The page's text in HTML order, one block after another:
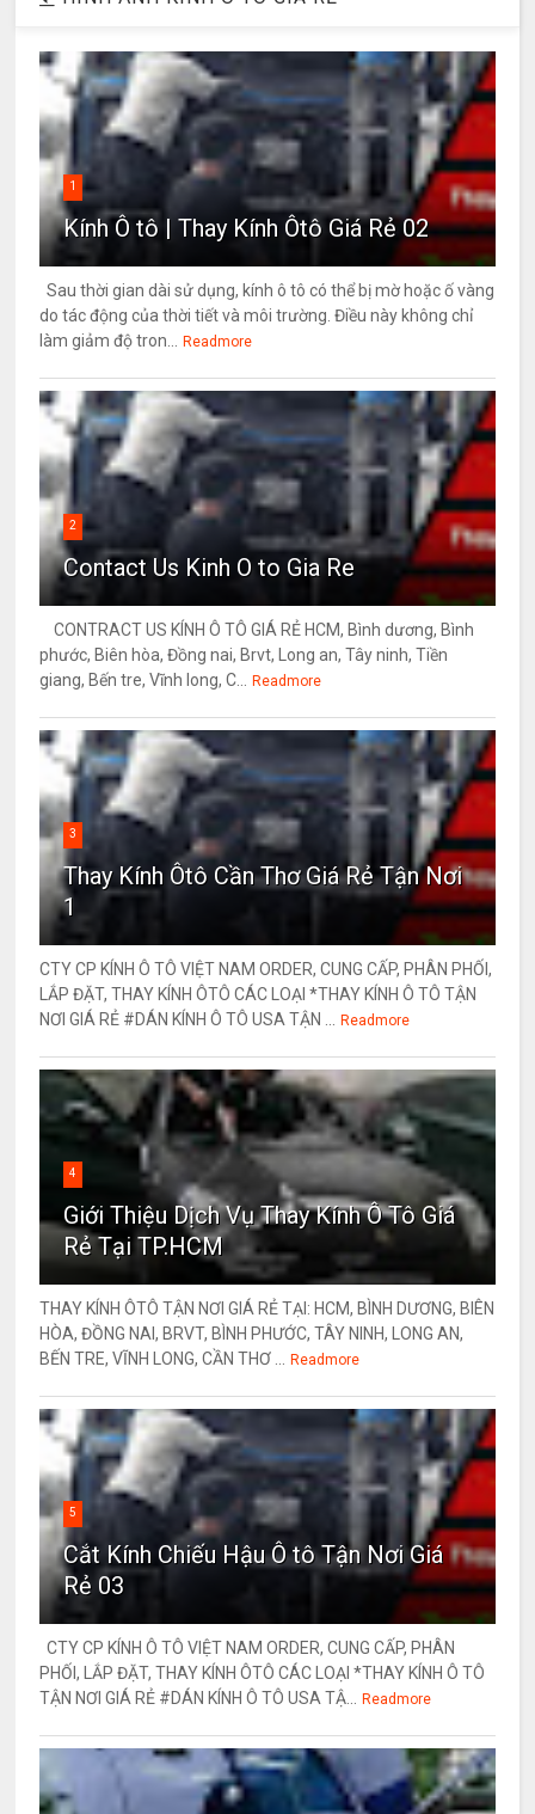
1
Kính Ô tô | Thay Kính Ôtô Giá Rẻ 02
Sau thời gian dài sử dụng, kính ô tô có thể bị mờ hoặc ố vàng
do tác động của thời tiết và môi trường. Điều này không chỉ
làm giảm độ tron...
Readmore
2
Contact Us Kinh O to Gia Re
CONTRACT US KÍNH Ô TÔ GIÁ RẺ HCM, Bình dương, Bình
phước, Biên hòa, Đồng nai, Brvt, Long an, Tây ninh, Tiền
giang, Bến tre, Vĩnh long, C...
Readmore
3
Thay Kính Ôtô Cần Thơ Giá Rẻ Tận Nơi
1
CTY CP KÍNH Ô TÔ VIỆT NAM ORDER, CUNG CẤP, PHÂN PHỐI,
LẮP ĐẶT, THAY KÍNH ÔTÔ CÁC LOẠI *THAY KÍNH Ô TÔ TẬN
NƠI GIÁ RẺ #DÁN KÍNH Ô TÔ USA TẬN ...
Readmore
4
Giới Thiệu Dịch Vụ Thay Kính Ô Tô Giá
Rẻ Tại TP.HCM
THAY KÍNH ÔTÔ TẬN NƠI GIÁ RẺ TẠI: HCM, BÌNH DƯƠNG, BIÊN
HÒA, ĐỒNG NAI, BRVT, BÌNH PHƯỚC, TÂY NINH, LONG AN,
BẾN TRE, VĨNH LONG, CẦN THƠ ...
Readmore
5
Cắt Kính Chiếu Hậu Ô tô Tận Nơi Giá
Rẻ 03
CTY CP KÍNH Ô TÔ VIỆT NAM ORDER, CUNG CẤP, PHÂN
PHỐI, LẮP ĐẶT, THAY KÍNH ÔTÔ CÁC LOẠI *THAY KÍNH Ô TÔ
TẬN NƠI GIÁ RẺ #DÁN KÍNH Ô TÔ USA TẬ...
Readmore